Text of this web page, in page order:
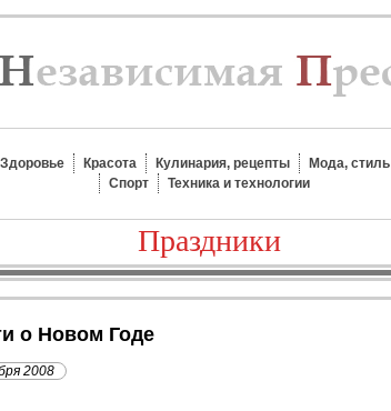
Здоровье Красота Кулинария, рецепты Мода, стиль
Спорт
Техника и технологии
Праздники
о Новом Годе
2008